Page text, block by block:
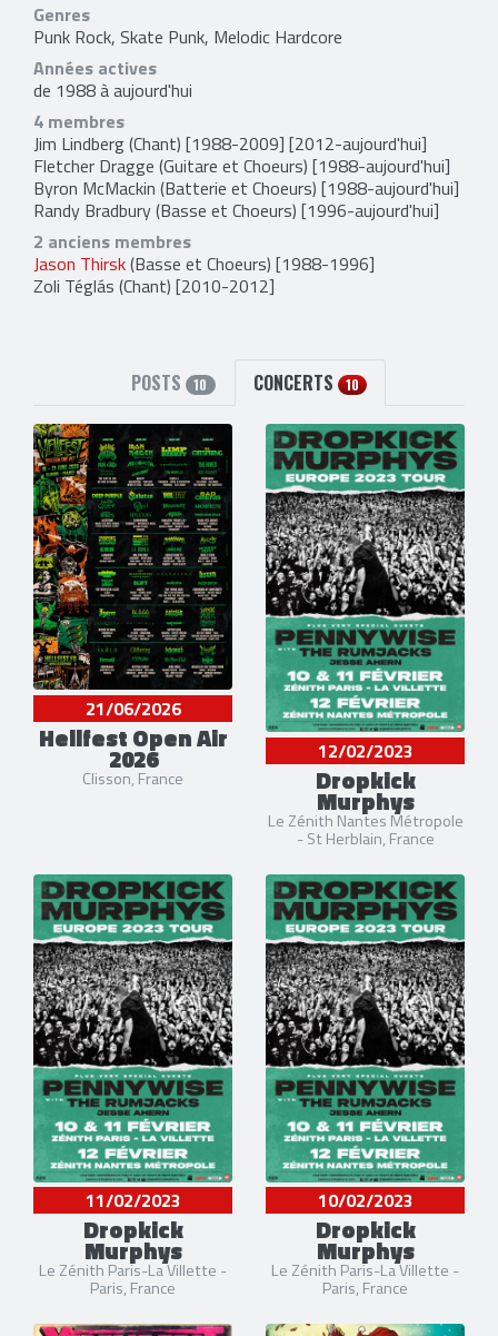
Genres
Punk Rock, Skate Punk, Melodic Hardcore
Années actives
de 1988 à aujourd'hui
4 membres
Jim Lindberg(Chant) [1988-2009] [2012-aujourd'hui]
Fletcher Dragge (Guitare et Choeurs) [1988-aujourd'hui]
Byron McMackin (Batterie et Choeurs) [1988-aujourd'hui]
Randy Bradbury(Basse et Choeurs) [1996-aujourd'hui]
2 anciens membres
Jason Thirsk(Basse et Choeurs) [1988-1996]
Zoli Téglás (Chant) [2010-2012]
POSTS 10 CONCERTS 10
21/06/2026
Hellfest Open Air
2026
Clisson, France
12/02/2023
Dropkick
Murphys
Le Zénith Nantes Métropole
- St Herblain, France
11/02/2023
Dropkick
Murphys
Le Zénith Paris-La Villette -
Paris, France
10/02/2023
Dropkick
Murphys
Le Zénith Paris-La Villette -
Paris, France